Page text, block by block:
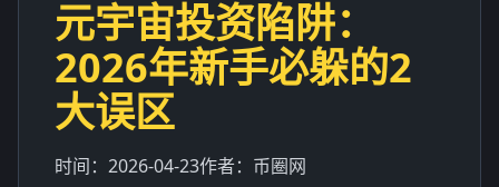
元宇宙投资陷阱：
2026年新手必躲的2
大误区
时间： 2026-04-23作者： 币圈网